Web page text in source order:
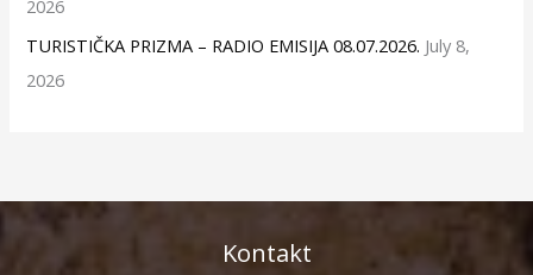
2026
TURISTIČKA PRIZMA – RADIO EMISIJA 08.07.2026. July 8,
2026
Kontakt